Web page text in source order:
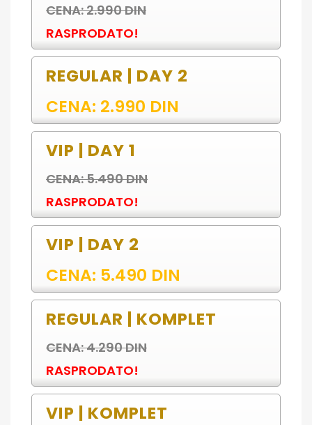
CENA: 2.990 DIN
RASPRODATO!
REGULAR | DAY 2
CENA: 2.990 DIN
VIP | DAY 1
CENA: 5.490 DIN
RASPRODATO!
VIP | DAY 2
CENA: 5.490 DIN
REGULAR | KOMPLET
CENA: 4.290 DIN
RASPRODATO!
VIP | KOMPLET